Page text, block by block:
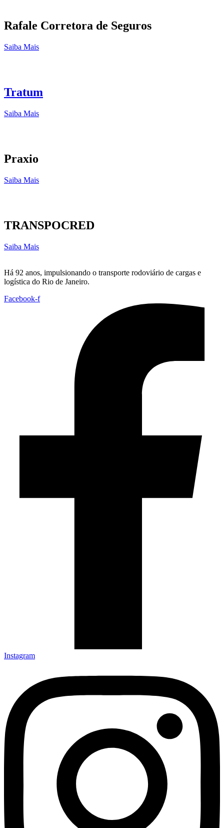
Rafale Corretora de Seguros
Saiba Mais
Tratum
Saiba Mais
Praxio
Saiba Mais
TRANSPOCRED
Saiba Mais
Há 92 anos, impulsionando o transporte rodoviário de cargas e
logística do Rio de Janeiro.
Facebook-f
Instagram